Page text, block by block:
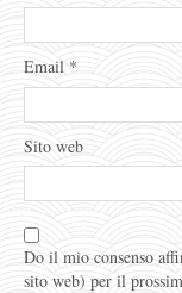
Email *
Sito web
Do il mio consenso
sito web) per il